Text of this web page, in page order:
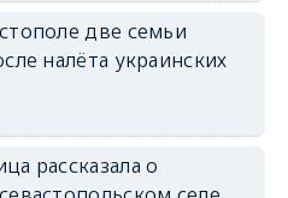
две семьи
налёта украинских
рассказала о